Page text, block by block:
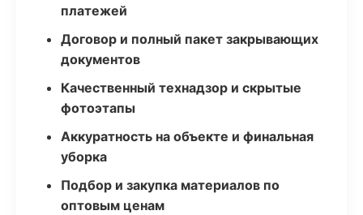
платежей
Договор и полный пакет закрывающих
документов
Качественный технадзор и скрытые
фотоэтапы
Аккуратность на объекте и финальная
уборка
Подбор и закупка материалов по
оптовым ценам